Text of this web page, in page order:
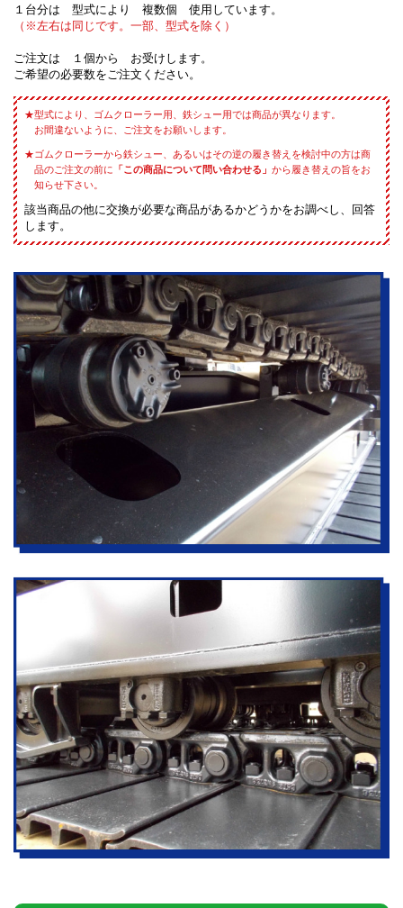
１台分は 型式により 複数個 使用しています。
（※左右は同じです。一部、型式を除く）
ご注文は １個から お受けします。
ご希望の必要数をご注文ください。
型式により、ゴムクローラー用、鉄シュー用では商品が異なります。
お間違ないように、ご注文をお願いします。
ゴムクローラーから鉄シュー、あるいはその逆の履き替えを検討中の方は商
品のご注文の前に 「この商品について問い合わせる」から履き替えの旨をお
知らせ下さい。
該当商品の他に交換が必要な商品があるかどうかをお調べし、回答
します。